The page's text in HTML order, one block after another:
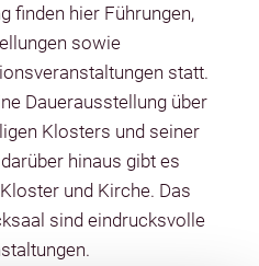
finden hier Führungen,
sowie
statt.
Dauerausstellung über
Klosters und seiner
hinaus gibt es
und Kirche. Das
sind eindrucksvolle